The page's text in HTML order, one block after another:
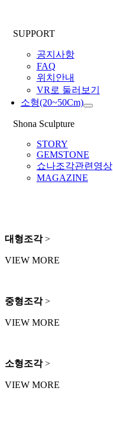
SUPPORT
공지사항
FAQ
위치안내
VR로 둘러보기
소형(20~50Cm)
Shona Sculpture
STORY
GEMSTONE
쇼나조각관련영상
MAGAZINE
대형조각>
VIEW MORE
중형조각>
VIEW MORE
소형조각>
VIEW MORE